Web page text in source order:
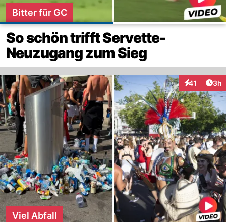
Bitter für GC
So schön trifft Servette-
Neuzugang zum Sieg
41
Interaktionen
3h
Viel Abfall